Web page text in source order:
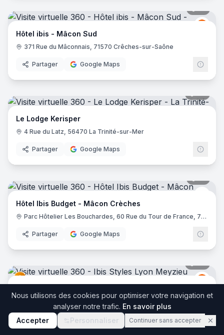
Ibis
Hôtel ibis - Mâcon Sud
371 Rue du Mâconnais, 71570 Crêches-sur-Saône
Partager Google Maps
Le Lodge Kerisper
4 Rue du Latz, 56470 La Trinité-sur-Mer
Partager Google Maps
Ibis
Hôtel Ibis Budget - Mâcon Crèches
Parc Hôtelier Les Bouchardes, 60 Rue du Tour de France, 71570 Chaintré
Partager Google Maps
Ibis
2 Bis Rue du 24 Avril 1915, 69330 Meyzieu
Partager Google Maps
Nous utilisons des cookies pour optimiser votre navigation et
analyser notre trafic. En savoir plus
Accepter
Personnaliser Continuer sans accepter